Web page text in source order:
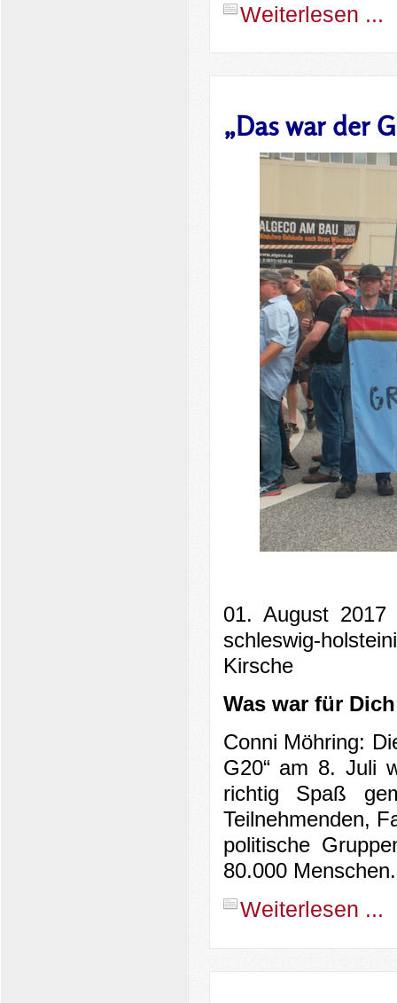
Weiterlesen ...
„Das war der
01. August 2017
schleswig-
Kirsche
Was war für
Conni Möhring:
G20“ am 8. Juli
richtig Spaß
Teilnehmenden,
politische
80.000
Weiterlesen ...